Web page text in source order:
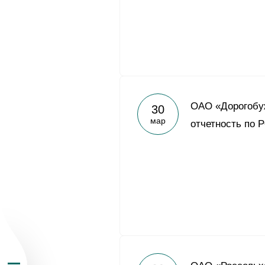
О Группе «Акрон»
География
30
мар
ОАО
отчетность по